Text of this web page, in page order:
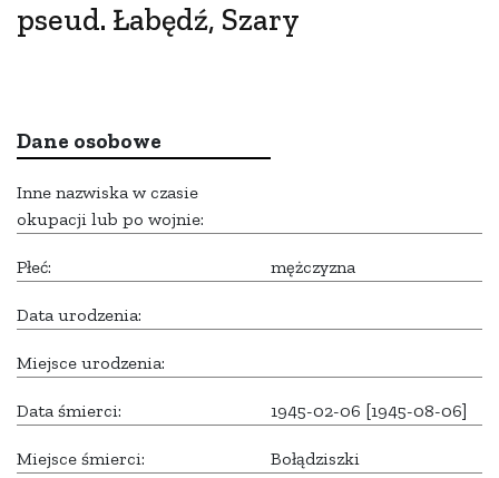
pseud. Łabędź, Szary
Dane osobowe
Inne nazwiska w czasie
okupacji lub po wojnie:
Płeć: mężczyzna
Data urodzenia:
Miejsce urodzenia:
Data śmierci: 1945-02-06 [1945-08-06]
Miejsce śmierci: Bołądziszki